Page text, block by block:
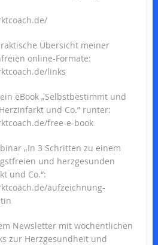
Übersicht meiner
online-Formate:
links
eBook „Selbstbestimmt und
und Co.” runter:
free-e-book
„In 3 Schritten zu einem
und herzgesunden
und Co.“:
aufzeichnung-
Newsletter mit wöchentlichen
zur Herzgesundheit und